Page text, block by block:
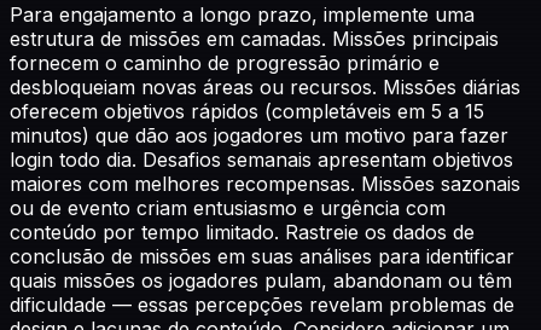
Para engajamento a longo prazo, implemente uma
estrutura de missões em camadas. Missões principais
fornecem o caminho de progressão primário e
desbloqueiam novas áreas ou recursos. Missões diárias
oferecem objetivos rápidos (completáveis em 5 a 15
minutos) que dão aos jogadores um motivo para fazer
login todo dia. Desafios semanais apresentam objetivos
maiores com melhores recompensas. Missões sazonais
ou de evento criam entusiasmo e urgência com
conteúdo por tempo limitado. Rastreie os dados de
conclusão de missões em suas análises para identificar
quais missões os jogadores pulam, abandonam ou têm
dificuldade — essas percepções revelam problemas de